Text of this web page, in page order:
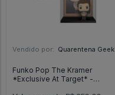
Vendido por: Quarentena Geek Store - SP
Funko Pop The Kramer
*Exclusive At Target* -